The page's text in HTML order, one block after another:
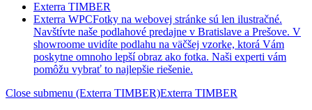
Exterra TIMBER
Exterra WPCFotky na webovej stránke sú len ilustračné.
Navštívte naše podlahové predajne v Bratislave a Prešove. V
showroome uvidíte podlahu na väčšej vzorke, ktorá Vám
poskytne omnoho lepší obraz ako fotka. Naši experti vám
pomôžu vybrať to najlepšie riešenie.
Close submenu (Exterra TIMBER)Exterra TIMBER